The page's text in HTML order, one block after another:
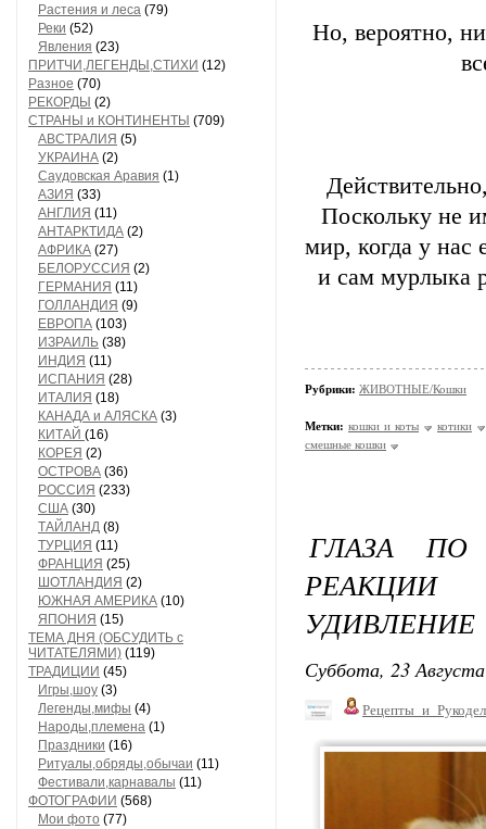
Растения и леса (79)
Реки (52)
Явления (23)
ПРИТЧИ,ЛЕГЕНДЫ,СТИХИ (12)
Разное (70)
РЕКОРДЫ (2)
СТРАНЫ и КОНТИНЕНТЫ (709)
АВСТРАЛИЯ (5)
УКРАИНА (2)
Саудовская Аравия (1)
АЗИЯ (33)
АНГЛИЯ (11)
АНТАРКТИДА (2)
АФРИКА (27)
БЕЛОРУССИЯ (2)
ГЕРМАНИЯ (11)
ГОЛЛАНДИЯ (9)
ЕВРОПА (103)
ИЗРАИЛЬ (38)
ИНДИЯ (11)
ИСПАНИЯ (28)
ИТАЛИЯ (18)
КАНАДА и АЛЯСКА (3)
КИТАЙ (16)
КОРЕЯ (2)
ОСТРОВА (36)
РОССИЯ (233)
США (30)
ТАЙЛАНД (8)
ТУРЦИЯ (11)
ФРАНЦИЯ (25)
ШОТЛАНДИЯ (2)
ЮЖНАЯ АМЕРИКА (10)
ЯПОНИЯ (15)
ТЕМА ДНЯ (ОБСУДИТЬ с
ЧИТАТЕЛЯМИ) (119)
ТРАДИЦИИ (45)
Игры,шоу (3)
Легенды,мифы (4)
Народы,племена (1)
Праздники (16)
Ритуалы,обряды,обычаи (11)
Фестивали,карнавалы (11)
ФОТОГРАФИИ (568)
Мои фото (77)
Но, вероятно,
Поскольку не
мир, когда у нас
и сам мурлыка
Рубрики: ЖИВОТНЫЕ/Кошки
Метки: кошки и коты
котики
смешные кошки
ГЛАЗА ПО
УДИВЛЕНИЕ
Суббота, 23